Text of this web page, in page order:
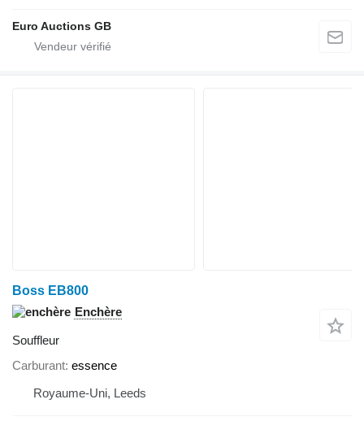
Euro Auctions GB
Boss EB800
Enchère
Souffleur
Carburant essence
Royaume-Uni, Leeds